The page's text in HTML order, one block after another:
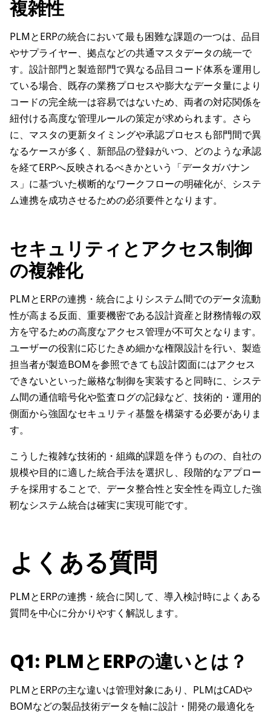
複雑性
PLMとERPの統合において最も困難な課題の一つは、品目
やサプライヤー、拠点などの共通マスタデータの統一で
す。設計部門と製造部門で異なる品目コード体系を運用し
ている場合、既存の業務プロセスや膨大なデータ量により
コードの完全統一は容易ではないため、両者の対応関係を
紐付ける高度な管理ルールの策定が求められます。さら
に、マスタの更新タイミングや承認プロセスも部門間で異
なるケースが多く、新部品の登録がいつ、どのような承認
を経てERPへ反映されるべきかという「データガバナン
ス」に基づいた横断的なワークフローの明確化が、システ
ム連携を成功させるための必須要件となります。
セキュリティとアクセス制御
の複雑化
PLMとERPの連携・統合によりシステム間でのデータ流動
性が高まる反面、重要機密である設計資産と財務情報の双
方を守るための高度なアクセス管理が不可欠となります。
ユーザーの役割に応じたきめ細かな権限設計を行い、製造
担当者が製造BOMを参照できても設計図面にはアクセス
できないといった厳格な制御を実装すると同時に、システ
ム間の通信暗号化や監査ログの記録など、技術的・運用的
側面から強固なセキュリティ基盤を構築する必要がありま
す。
こうした複雑な技術的・組織的課題を伴うものの、自社の
規模や目的に適した統合手法を選択し、段階的なアプロー
チを採用することで、データ整合性と安全性を両立した強
靭なシステム統合は確実に実現可能です。
よくある質問
PLMとERPの連携・統合に関して、導入検討時によくある
質問を中心に分かりやすく解説します。
Q1: PLMとERPの違いとは？
PLMとERPの主な違いは管理対象にあり、PLMはCADや
BOMなどの製品技術データを軸に設計・開発の最適化を